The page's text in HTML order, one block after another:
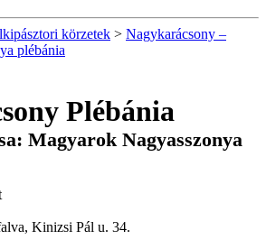
körzetek > Nagykarácsony –
plébánia
Plébánia
Magyarok Nagyasszonya
Kinizsi Pál u. 34.